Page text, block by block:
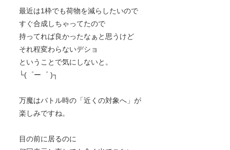
最近は1枠でも荷物を減らしたいので
すぐ合成しちゃってたので
持ってれば良かったなぁと思うけど
それ程変わらないデショ
ということで気にしないと。
└(゜ー゜ )┐
万魔はバトル時の「近くの対象へ」が
楽しみですね。
目の前に居るのに